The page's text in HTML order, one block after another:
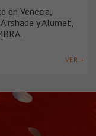
en Venecia,
y Alumet,
VER +